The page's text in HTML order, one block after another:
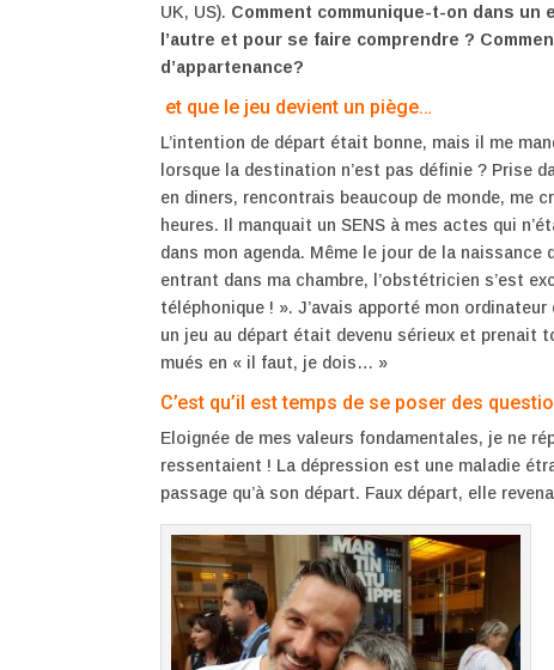
UK, US). Comment communique-t-on dans
l’autre et pour se faire comprendre ?
d’appartenance?
et que le jeu devient un piège…
L’intention de départ était bonne, mais il me
lorsque la destination n’est pas définie ? Prise
en diners, rencontrais beaucoup de monde, me
heures. Il manquait un SENS à mes actes qui
dans mon agenda. Même le jour de la naissance
entrant dans ma chambre, l’obstétricien s’est
téléphonique ! ». J’avais apporté mon
un jeu au départ était devenu sérieux et prenait
mués en « il faut, je dois… »
C’est qu’il est temps de se poser des
Eloignée de mes valeurs fondamentales, je ne
ressentaient ! La dépression est une maladie
passage qu’à son départ. Faux départ, elle